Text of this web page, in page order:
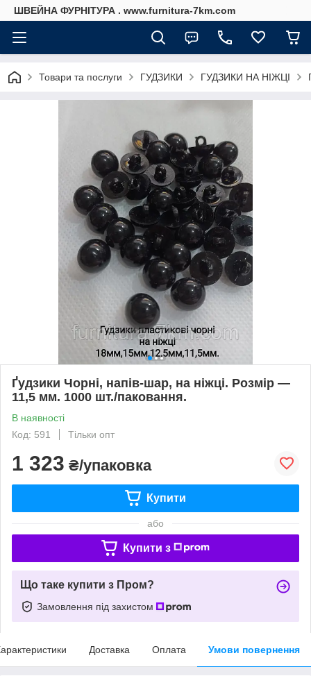
ШВЕЙНА ФУРНІТУРА . www.furnitura-7km.com
Товари та послуги ГУДЗИКИ ГУДЗИКИ НА НІЖЦІ
Ґудзики Чорні, напів-шар, на ніжці. Розмір —
11,5 мм. 1000 шт./паковання.
В наявності
Код: 591
Тільки опт
1 323 ₴/упаковка
Купити
або
Купити з
Що таке купити з Пром?
Замовлення під захистом
Доставка Оплата Умови повернення